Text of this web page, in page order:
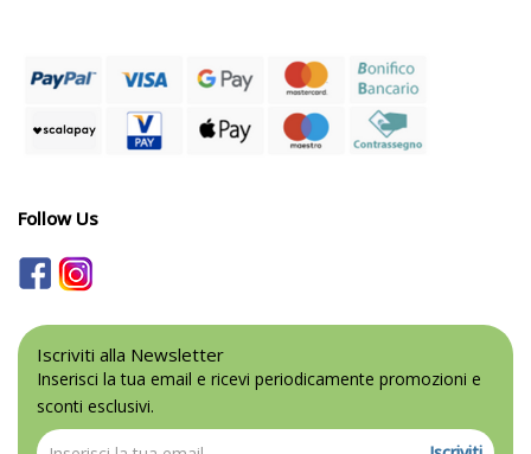
Follow Us
Iscriviti alla Newsletter
Inserisci la tua email e ricevi periodicamente promozioni e
sconti esclusivi.